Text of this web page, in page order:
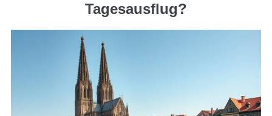
Tagesausflug?